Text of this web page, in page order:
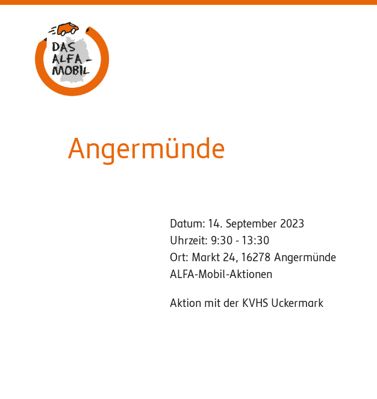
Aufsuchende Beratung am ALFA-Mobil
Angermünde
Datum: 14. September 2023
Uhrzeit: 9:30 - 13:30
Ort: Markt 24, 16278 Angermünde
ALFA-Mobil-Aktionen
Aktion mit der KVHS Uckermark